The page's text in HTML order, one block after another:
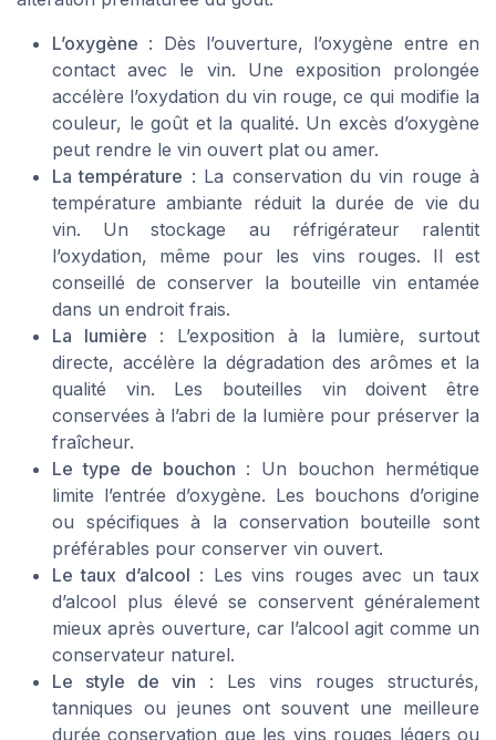
L’oxygène : Dès l’ouverture, l’oxygène entre en
contact avec le vin. Une exposition prolongée
accélère l’oxydation du vin rouge, ce qui modifie la
couleur, le goût et la qualité. Un excès d’oxygène
peut rendre le vin ouvert plat ou amer.
La température : La conservation du vin rouge à
température ambiante réduit la durée de vie du
vin. Un stockage au réfrigérateur ralentit
l’oxydation, même pour les vins rouges. Il est
conseillé de conserver la bouteille vin entamée
dans un endroit frais.
La lumière : L’exposition à la lumière, surtout
directe, accélère la dégradation des arômes et la
qualité vin. Les bouteilles vin doivent être
conservées à l’abri de la lumière pour préserver la
fraîcheur.
Le type de bouchon : Un bouchon hermétique
limite l’entrée d’oxygène. Les bouchons d’origine
ou spécifiques à la conservation bouteille sont
préférables pour conserver vin ouvert.
Le taux d’alcool : Les vins rouges avec un taux
d’alcool plus élevé se conservent généralement
mieux après ouverture, car l’alcool agit comme un
conservateur naturel.
Le style de vin : Les vins rouges structurés,
tanniques ou jeunes ont souvent une meilleure
durée conservation que les vins rouges légers ou